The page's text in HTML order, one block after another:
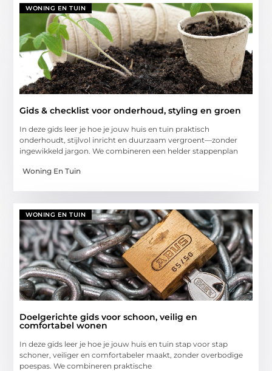
WONING EN TUIN
Gids & checklist voor onderhoud, styling en groen
In deze gids leer je hoe je jouw huis en tuin praktisch
onderhoudt, stijlvol inricht en duurzaam vergroent—zonder
ingewikkeld jargon. We combineren een helder stappenplan
Woning En Tuin
WONING EN TUIN
Doelgerichte gids voor schoon, veilig en
comfortabel wonen
In deze gids leer je hoe je jouw huis en tuin stap voor stap
schoner, veiliger en comfortabeler maakt, zonder overbodige
poespas. We combineren praktische